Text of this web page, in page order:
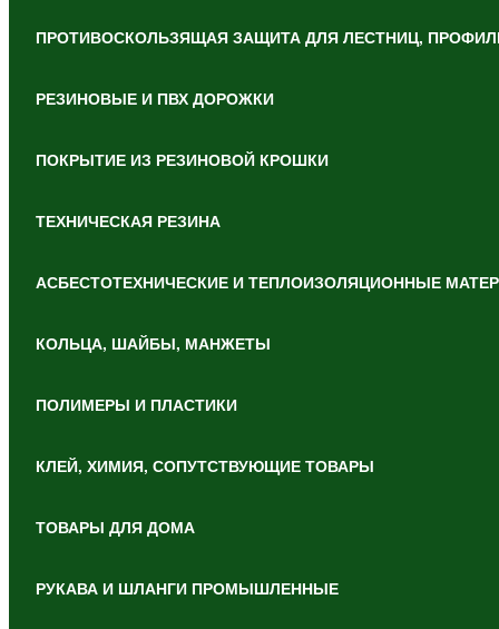
ПРОТИВОСКОЛЬЗЯЩАЯ ЗАЩИТА ДЛЯ ЛЕСТНИЦ,
РЕЗИНОВЫЕ И ПВХ ДОРОЖКИ
ПОКРЫТИЕ ИЗ РЕЗИНОВОЙ КРОШКИ
ТЕХНИЧЕСКАЯ РЕЗИНА
АСБЕСТОТЕХНИЧЕСКИЕ И ТЕПЛОИЗОЛЯЦИОННЫЕ
КОЛЬЦА, ШАЙБЫ, МАНЖЕТЫ
ПОЛИМЕРЫ И ПЛАСТИКИ
КЛЕЙ, ХИМИЯ, СОПУТСТВУЮЩИЕ ТОВАРЫ
ТОВАРЫ ДЛЯ ДОМА
РУКАВА И ШЛАНГИ ПРОМЫШЛЕННЫЕ